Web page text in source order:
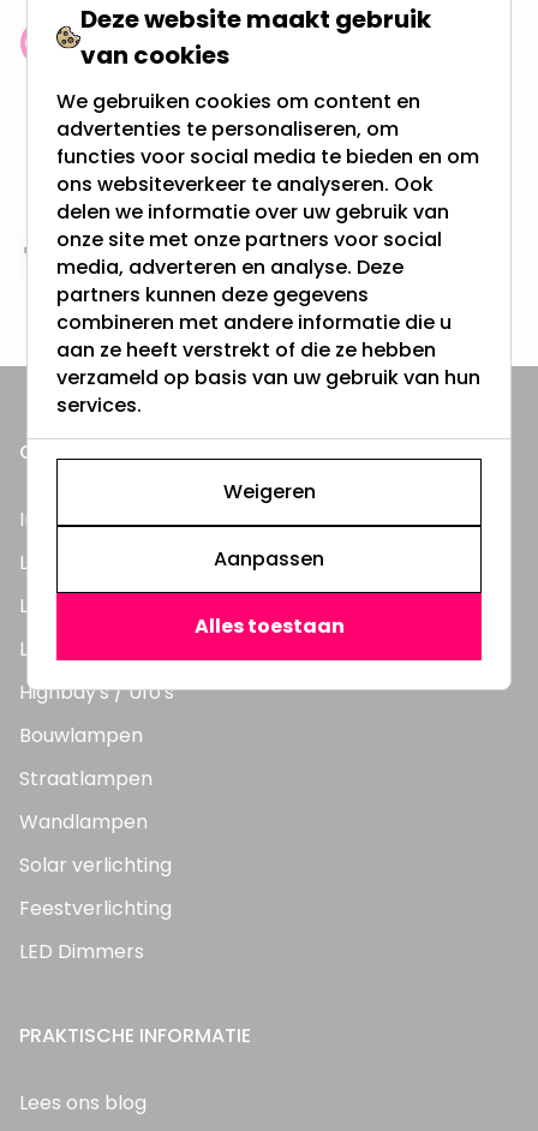
Klantenbeoordeling: 9.4/10
Gratis verzending + snel geleverd
Vanaf EUR100,- naar NL & BE
& 100 dagen recht op retour
Altijd uit eigen voorraad
3000m2 - 60.000+ Producten
ONZE PRODUCTEN
Inbouwspots
LED Lampen
LED TL Buizen
LED Panelen
Highbay's / Ufo's
Bouwlampen
Straatlampen
Wandlampen
Solar verlichting
Feestverlichting
LED Dimmers
PRAKTISCHE INFORMATIE
Lees ons blog
Deze website maakt gebruik
van cookies
We gebruiken cookies om content en
advertenties te personaliseren, om
functies voor social media te bieden en om
ons websiteverkeer te analyseren. Ook
delen we informatie over uw gebruik van
onze site met onze partners voor social
media, adverteren en analyse. Deze
partners kunnen deze gegevens
combineren met andere informatie die u
aan ze heeft verstrekt of die ze hebben
verzameld op basis van uw gebruik van hun
services.
Weigeren
Aanpassen
Alles toestaan